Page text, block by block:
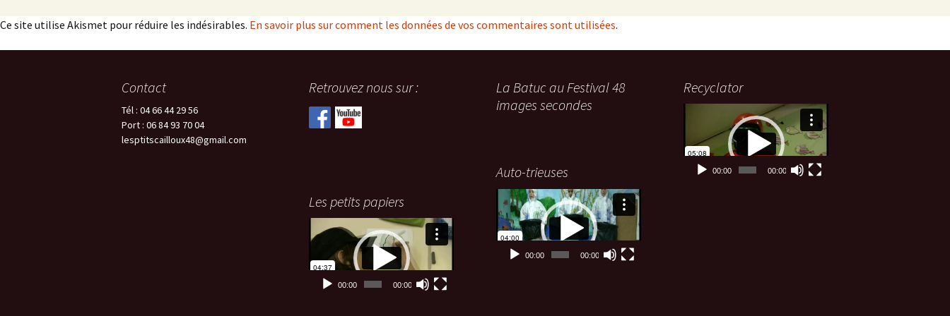
Ce site utilise Akismet pour réduire les indésirables. En savoir plus sur comment les données de vos commentaires sont utilisées.
Contact
Tél : 04 66 44 29 56
Port : 06 84 93 70 04
lesptitscailloux48@gmail.com
Retrouvez nous sur :
La Batuc au Festival 48
images secondes
Recyclator
00:00 00:00
Auto-trieuses
Lecteur
vidéo
00:00 00:00
Les petits papiers
Lecteur
vidéo
00:00 00:00